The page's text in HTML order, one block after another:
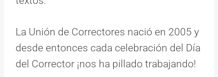
La Unión de Correctores nació en 2005 y
desde entonces cada celebración del Día
del Corrector ¡nos ha pillado trabajando!